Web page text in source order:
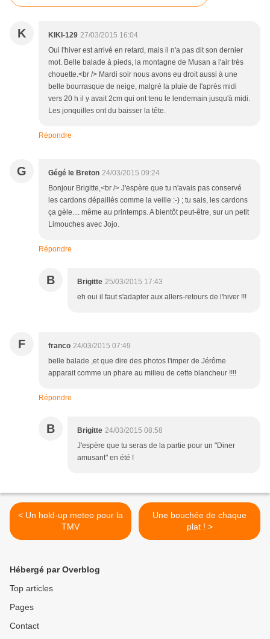
K KIKI-129 27/03/2015 16:04
Oui l'hiver est arrivé en retard, mais il n'a pas dit son dernier
mot. Belle balade à pieds, la montagne de Musan a l'air très
chouette.<br /> Mardi soir nous avons eu droit aussi à une
belle bourrasque de neige, malgré la pluie de l'après midi
vers 20 h il y avait 2cm qui ont tenu le lendemain jusqu'à midi.
Les jonquilles ont du baisser la tête.
Répondre
G Gégé le Breton 24/03/2015 09:24
Bonjour Brigitte,<br /> J'espère que tu n'avais pas conservé
les cardons dépaillés comme la veille :-) ; tu sais, les cardons
ça gèle.... même au printemps. A bientôt peut-être, sur un petit
Limouches avec Jojo.
Répondre
B Brigitte 25/03/2015 17:43
eh oui il faut s'adapter aux allers-retours de l'hiver !!!
F franco 24/03/2015 07:49
belle balade ,et que dire des photos l'imper de Jérôme
apparait comme un phare au milieu de cette blancheur !!!!
Répondre
B Brigitte 24/03/2015 08:58
J'espère que tu seras de la partie pour un "Diner
amusant" en été !
< Un hold-up meteo pour la
TMV
Une bouchée de chaque
plat ! >
Hébergé par Overblog
Top articles
Pages
Contact